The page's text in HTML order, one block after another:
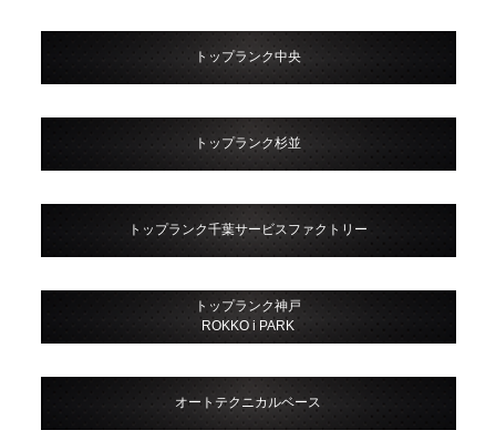
トップランク中央
トップランク杉並
トップランク千葉サービスファクトリー
トップランク神戸
ROKKO i PARK
オートテクニカルベース